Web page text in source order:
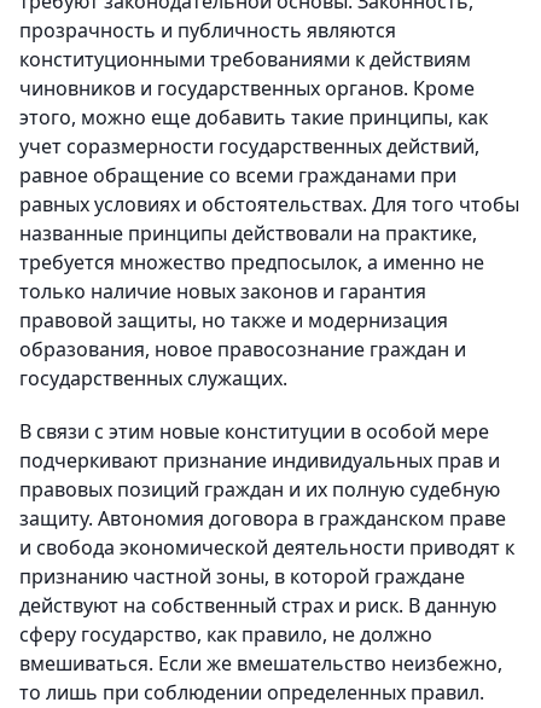
прозрачность и публичность являются
конституционными требованиями к действиям
чиновников и государственных органов. Кроме
этого, можно еще добавить такие принципы, как
учет соразмерности государственных действий,
равное обращение со всеми гражданами при
равных условиях и обстоятельствах. Для того чтобы
названные принципы действовали на практике,
требуется множество предпосылок, а именно не
только наличие новых законов и гарантия
правовой защиты, но также и модернизация
образования, новое правосознание граждан и
государственных служащих.
В связи с этим новые конституции в особой мере
подчеркивают признание индивидуальных прав и
правовых позиций граждан и их полную судебную
защиту. Автономия договора в гражданском праве
и свобода экономической деятельности приводят к
признанию частной зоны, в которой граждане
действуют на собственный страх и риск. В данную
сферу государство, как правило, не должно
вмешиваться. Если же вмешательство неизбежно,
то лишь при соблюдении определенных правил.